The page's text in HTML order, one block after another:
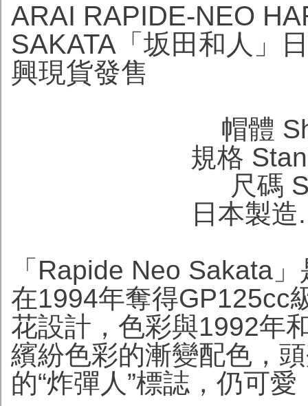
ARAI RAPIDE-NEO
SAKATA「坂田和人」
興現貨發售
帽體
規格
尺碼
日本製
「Rapide Neo Sakata
在1994年奪得GP125cc
花設計，色彩與1992年
繽紛色彩的漸變配色，
的“炸彈人”標誌，仍可